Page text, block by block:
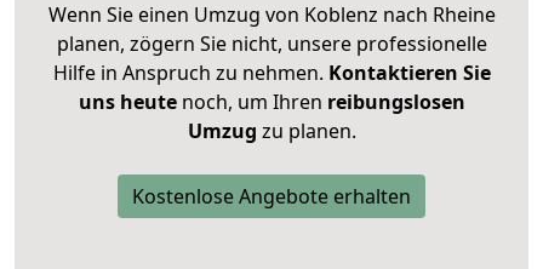
Wenn Sie einen Umzug von Koblenz nach Rheine
planen, zögern Sie nicht, unsere professionelle
Hilfe in Anspruch zu nehmen. Kontaktieren Sie
uns heutenoch, um Ihren reibungslosen
Umzug zu planen.
Kostenlose Angebote erhalten